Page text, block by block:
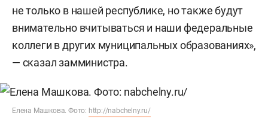
не только в нашей республике, но также будут
внимательно вчитываться и наши федеральные
коллеги в других муниципальных образованиях»,
— сказал замминистра.
Елена Машкова. Фото: http://nabchelny.ru/